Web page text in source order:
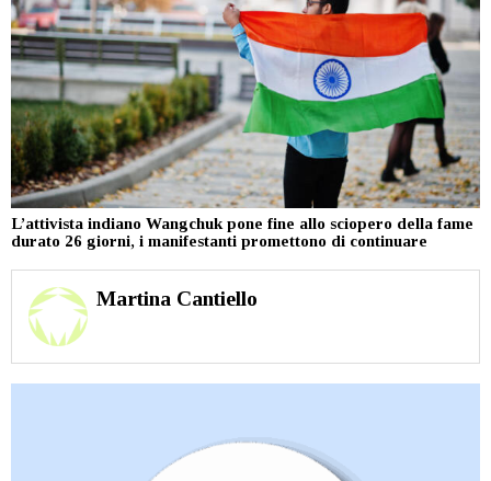
L’attivista indiano Wangchuk pone fine allo sciopero della fame
durato 26 giorni, i manifestanti promettono di continuare
Martina Cantiello